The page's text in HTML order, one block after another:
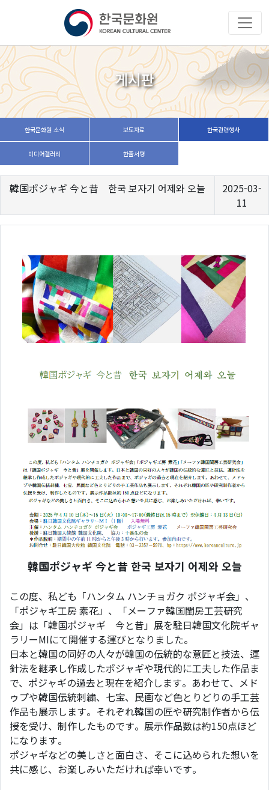
게시판
한국문화원 소식 보도자료 한국관련행사
미디어갤러리 한줄서평
韓国ポジャギ 今と昔 한국 보자기 어제와 오늘
2025-03-
11
韓国ポジャギ 今と昔 한국 보자기 어제와 오늘
この度、私ども「ハンタム ハンチョガク ポジャギ会」、
「ポジャギ工房 素花」、「メーファ韓国閨房工芸研究
会」は「韓国ポジャギ 今と昔」展を駐日韓国文化院ギャ
ラリーMIにて開催する運びとなりました。
日本と韓国の同好の人々が韓国の伝統的な意匠と技法、運
針法を継承し作成したポジャギや現代的に工夫した作品ま
で、ポジャギの過去と現在を紹介します。あわせて、メド
ゥプや韓国伝統刺繍、七宝、民画など色とりどりの手工芸
作品も展示します。それぞれ韓国の匠や研究制作者から伝
授を受け、制作したものです。展示作品数は約150点ほど
になります。
ポジャギなどの美しさと面白さ、そこに込められた想いを
共に感じ、お楽しみいただければ幸いです。